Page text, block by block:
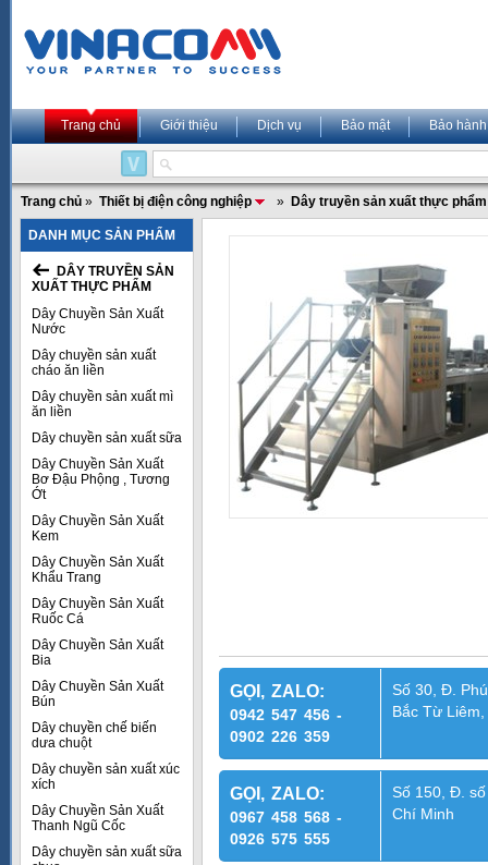
Trang chủ Giới thiệu Dịch vụ Bảo mật Bảo hành
Trang chủ » Thiết bị điện công nghiệp » Dây truyền sản xuất thực phẩm
DANH MỤC SẢN PHẨM
DÂY TRUYỀN SẢN
XUẤT THỰC PHẨM
Dây Chuyền Sản Xuất
Nước
Dây chuyền sản xuất
cháo ăn liền
Dây chuyền sản xuất mì
ăn liền
Dây chuyền sản xuất sữa
Dây Chuyền Sản Xuất
Bơ Đậu Phộng , Tương
Ớt
Dây Chuyền Sản Xuất
Kem
Dây Chuyền Sản Xuất
Khẩu Trang
Dây Chuyền Sản Xuất
Ruốc Cá
Dây Chuyền Sản Xuất
Bia
Dây Chuyền Sản Xuất
Bún
Dây chuyền chế biến
dưa chuột
Dây chuyền sản xuất xúc
xích
Dây Chuyền Sản Xuất
Thanh Ngũ Cốc
Dây chuyền sản xuất sữa
GỌI, ZALO:
0942 547 456 -
0902 226 359
Số 30, Đ.
Bắc Từ
GỌI, ZALO:
0967 458 568 -
0926 575 555
Số 150, Đ.
Chí Minh